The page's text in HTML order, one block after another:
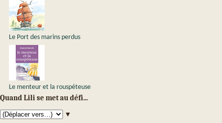
Le Port des marins perdus
Le menteur et la rouspéteuse
Quand Lili se met au défi...
▼